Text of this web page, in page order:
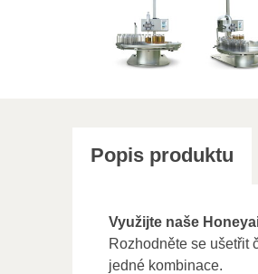
Popis produktu
Využijte naše
Rozhodněte se ušetřit
jedné kombinace.